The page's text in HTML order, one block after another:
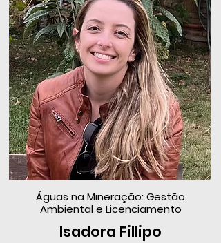
Águas na Mineração: Gestão
Ambiental e Licenciamento
Isadora Fillipo